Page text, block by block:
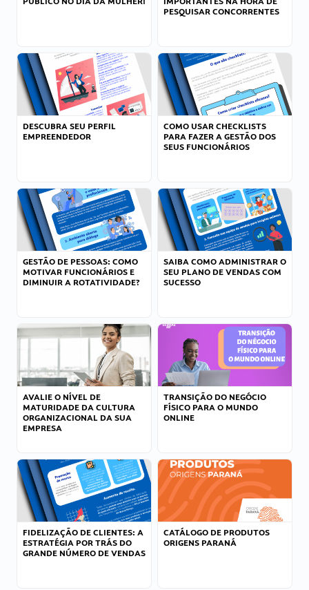
PESQUISAR CONCORRENTES
DESCUBRA SEU PERFIL
EMPREENDEDOR
COMO USAR CHECKLISTS
PARA FAZER A GESTÃO DOS
SEUS FUNCIONÁRIOS
GESTÃO DE PESSOAS: COMO
MOTIVAR FUNCIONÁRIOS E
DIMINUIR A ROTATIVIDADE?
SAIBA COMO ADMINISTRAR O
SEU PLANO DE VENDAS COM
SUCESSO
AVALIE O NÍVEL DE
MATURIDADE DA CULTURA
ORGANIZACIONAL DA SUA
EMPRESA
TRANSIÇÃO DO NEGÓCIO
FÍSICO PARA O MUNDO
ONLINE
FIDELIZAÇÃO DE CLIENTES: A
ESTRATÉGIA POR TRÁS DO
GRANDE NÚMERO DE VENDAS
CATÁLOGO DE PRODUTOS
ORIGENS PARANÁ